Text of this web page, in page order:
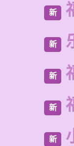
新
新
新
新
新